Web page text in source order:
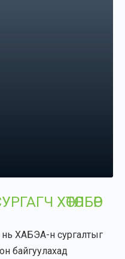
ХӨТӨЛБӨР
нь ХАБЭА-н сургалтыг
байгуулахад